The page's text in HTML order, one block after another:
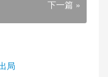
下一篇 »
局